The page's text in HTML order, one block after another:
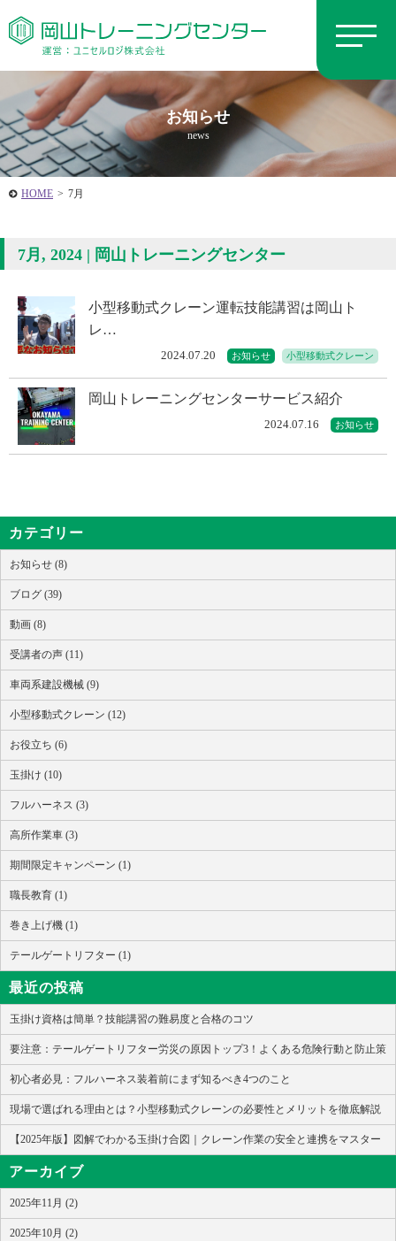
お知らせ
news
HOME > 7月
7月, 2024 | 岡山トレーニングセンター
小型移動式クレーン運転技能講習は岡山ト
レ…
2024.07.20 お知らせ 小型移動式クレーン
岡山トレーニングセンターサービス紹介
2024.07.16 お知らせ
カテゴリー
お知らせ (8)
ブログ (39)
動画 (8)
受講者の声 (11)
車両系建設機械 (9)
小型移動式クレーン (12)
お役立ち (6)
玉掛け (10)
フルハーネス (3)
高所作業車 (3)
期間限定キャンペーン (1)
職長教育 (1)
巻き上げ機 (1)
テールゲートリフター (1)
最近の投稿
玉掛け資格は簡単？技能講習の難易度と合格のコツ
要注意：テールゲートリフター労災の原因トップ3！よくある危険行動と防止策
初心者必見：フルハーネス装着前にまず知るべき4つのこと
現場で選ばれる理由とは？小型移動式クレーンの必要性とメリットを徹底解説
【2025年版】図解でわかる玉掛け合図｜クレーン作業の安全と連携をマスター
アーカイブ
2025年11月 (2)
2025年10月 (2)